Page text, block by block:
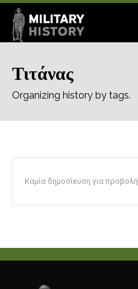
Τιτάνας
Organizing history by tags.
Καμία δημοσίευση για προβολή